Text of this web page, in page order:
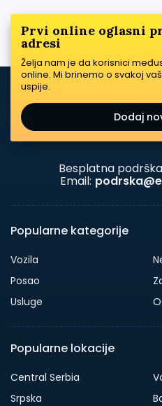
Prvi online oglasni
adresi
Želja nam je da korisnici
online. Mi brinemo o svakoj
uspije.
Dodaj
Besplatna
Email:
Popularne kategorije
Vozila
Posao
Usluge
Popularne lokacije
Central Serbia
Srpska